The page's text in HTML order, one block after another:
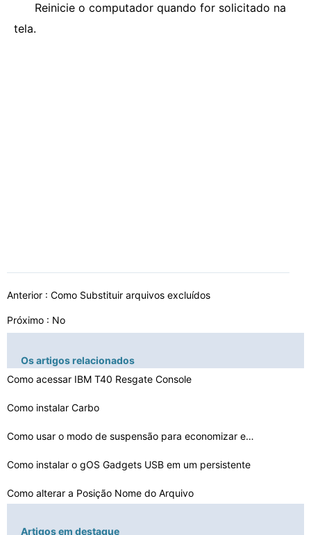
Reinicie o computador quando for solicitado na
tela.
Anterior : Como Substituir arquivos excluídos
Próximo : No
Os artigos relacionados
Como acessar IBM T40 Resgate Console
Como instalar Carbo
Como usar o modo de suspensão para economizar energia …
Como instalar o gOS Gadgets USB em um persistente
Como alterar a Posição Nome do Arquivo
Artigos em destaque